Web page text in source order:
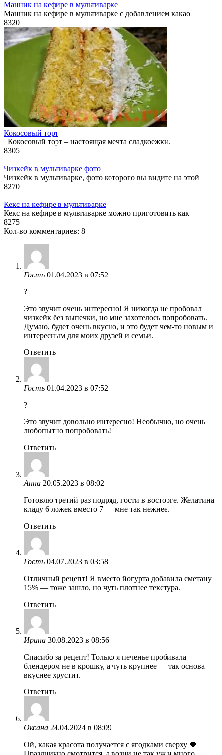
Манник на кефире в мультиварке
Манник на кефире в мультиварке с добавлением какао
8320
Кокосовый торт
Кокосовый торт – настоящая мечта сладкоежки.
8305
Чизкейк в мультиварке фото
Чизкейк в мультиварке, фото которого вы видите на этой
8270
Кекс на кефире в мультиварке
Кекс на кефире в мультиварке можно приготовить как
8275
Кол-во комментариев: 8
Гость 01.04.2023 в 07:52
?
Это звучит очень интересно! Я никогда не пробовал
чизкейк без выпечки, но мне захотелось попробовать.
Думаю, будет очень вкусно, и это будет чем-то новым и
интересным для моих друзей и семьи.
Ответить
Гость 01.04.2023 в 07:52
?
Это звучит довольно интересно! Необычно, но очень
любопытно попробовать!
Ответить
Анна 20.05.2023 в 08:02
Готовлю третий раз подряд, гости в восторге. Желатина
кладу 6 ложек вместо 7 — мне так нежнее.
Ответить
Гость 04.07.2023 в 03:58
Отличный рецепт! Я вместо йогурта добавила сметану
15% — тоже зашло, но чуть плотнее текстура.
Ответить
Ирина 30.08.2023 в 08:56
Спасибо за рецепт! Только я печенье пробивала
блендером не в крошку, а чуть крупнее — так основа
вкуснее хрустит.
Ответить
Оксана 24.04.2024 в 08:09
Ой, какая красота получается с ягодками сверху 🍓
Празднично смотрится, а возни не так уж и много.